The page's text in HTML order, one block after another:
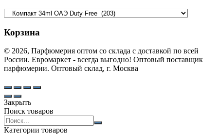
Корзина
© 2026, Парфюмерия оптом со склада с доставкой по всей
России. Евромаркет - всегда выгодно! Оптовый поставщик
парфюмерии. Оптовый склад, г. Москва
Закрыть
Поиск товаров
Search
products:
Категории товаров